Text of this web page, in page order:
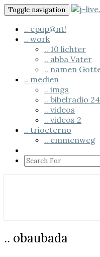
Toggle navigation
.. epup@nt!
.. work
.. 10 lichter
.. abba Vater
.. namen
.. medien
.. imgs
.. bibelradio
.. videos
.. videos 2
.. trioeterno
.. emmenweg
Search
Icon
obaubada
.. obaubada